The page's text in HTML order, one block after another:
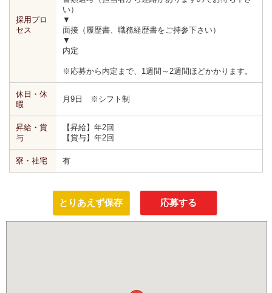
採用プロ
セス
い）
▼
面接（履歴書、職務経歴書をご持参下さい）
▼
内定
※応募から内定まで、1週間～2週間ほどかかります。
休日・休
暇
月9日 ※シフト制
昇給・賞
与
【昇給】年2回
【賞与】年2回
寮・社宅 有
とりあえず保存 応募する